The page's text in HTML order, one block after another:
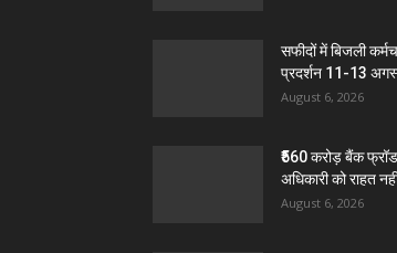
सफीदों में बिजली
प्रदर्शन 11-13
August 6, 2026
₹560 करोड़ बैंक
अधिकारी को राहत
August 6, 2026